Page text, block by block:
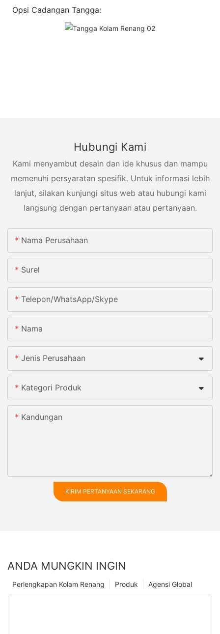
Opsi Cadangan Tangga:
Hubungi Kami
Kami menyambut desain dan ide khusus dan mampu
memenuhi persyaratan spesifik. Untuk informasi lebih
lanjut, silakan kunjungi situs web atau hubungi kami
langsung dengan pertanyaan atau pertanyaan.
Nama Perusahaan
Surel
Telepon/WhatsApp/Skype
Nama
Jenis Perusahaan
Kategori Produk
Kandungan
KIRIM PERTANYAAN SEKARANG
ANDA MUNGKIN INGIN
Agensi Global
Produk
Perlengkapan Kolam Renang